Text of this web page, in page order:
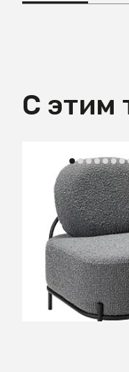
С этим
37 800 ₽
Кресло Gawaii
В